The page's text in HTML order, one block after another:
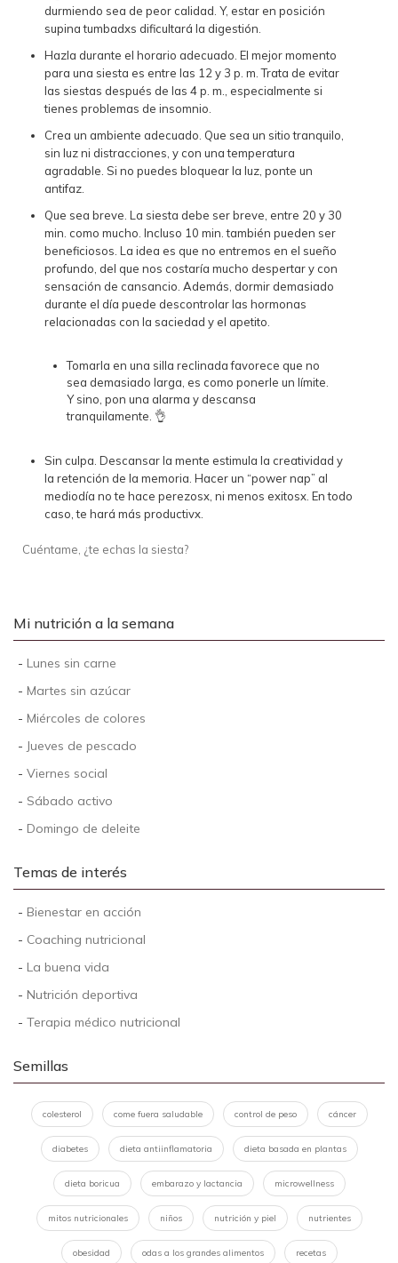
durmiendo sea de peor calidad. Y, estar en posición
supina tumbadxs dificultará la digestión.
Hazla durante el horario adecuado. El mejor momento
para una siesta es entre las 12 y 3 p. m. Trata de evitar
las siestas después de las 4 p. m., especialmente si
tienes problemas de insomnio.
Crea un ambiente adecuado. Que sea un sitio tranquilo,
sin luz ni distracciones, y con una temperatura
agradable. Si no puedes bloquear la luz, ponte un
antifaz.
Que sea breve. La siesta debe ser breve, entre 20 y 30
min. como mucho. Incluso 10 min. también pueden ser
beneficiosos. La idea es que no entremos en el sueño
profundo, del que nos costaría mucho despertar y con
sensación de cansancio. Además, dormir demasiado
durante el día puede descontrolar las hormonas
relacionadas con la saciedad y el apetito.
Tomarla en una silla reclinada favorece que no
sea demasiado larga, es como ponerle un límite.
Y sino, pon una alarma y descansa
tranquilamente. 👌
Sin culpa. Descansar la mente estimula la creatividad y
la retención de la memoria. Hacer un “power nap” al
mediodía no te hace perezosx, ni menos exitosx. En todo
caso, te hará más productivx.
Cuéntame, ¿te echas la siesta?
Mi nutrición a la semana
- Lunes sin carne
- Martes sin azúcar
- Miércoles de colores
- Jueves de pescado
- Viernes social
- Sábado activo
- Domingo de deleite
Temas de interés
- Bienestar en acción
- Coaching nutricional
- La buena vida
- Nutrición deportiva
- Terapia médico nutricional
Semillas
colesterol come fuera saludable control de peso cáncer
diabetes dieta antiinflamatoria dieta basada en plantas
dieta boricua embarazo y lactancia microwellness
mitos nutricionales niños nutrición y piel nutrientes
obesidad odas a los grandes alimentos recetas